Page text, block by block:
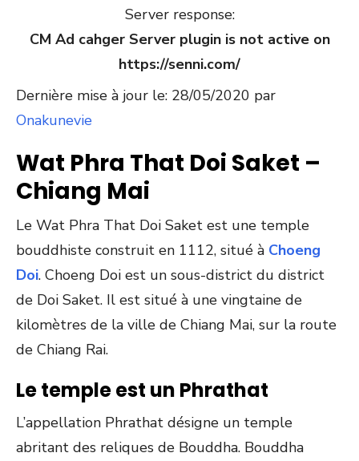
Server response:
CM Ad cahger Server plugin is not active on
https://senni.com/
Dernière mise à jour le: 28/05/2020 par
Onakunevie
Wat Phra That Doi Saket –
Chiang Mai
Le Wat Phra That Doi Saket est une temple
bouddhiste construit en 1112, situé à Choeng
Doi. Choeng Doi est un sous-district du district
de Doi Saket. Il est situé à une vingtaine de
kilomètres de la ville de Chiang Mai, sur la route
de Chiang Rai.
Le temple est un Phrathat
L’appellation Phrathat désigne un temple
abritant des reliques de Bouddha. Bouddha